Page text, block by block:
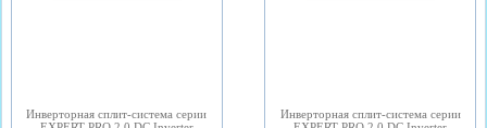
Инверторная сплит-система серии
Инверторная сплит-система серии